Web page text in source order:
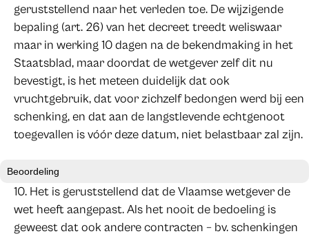
geruststellend naar het verleden toe. De wijzigende
bepaling (art. 26) van het decreet treedt weliswaar
maar in werking 10 dagen na de bekendmaking in het
Staatsblad, maar doordat de wetgever zelf dit nu
bevestigt, is het meteen duidelijk dat ook
vruchtgebruik, dat voor zichzelf bedongen werd bij een
schenking, en dat aan de langstlevende echtgenoot
toegevallen is vóór deze datum, niet belastbaar zal zijn.
Beoordeling
Het is geruststellend dat de Vlaamse wetgever de
wet heeft aangepast. Als het nooit de bedoeling is
geweest dat ook andere contracten – bv. schenkingen